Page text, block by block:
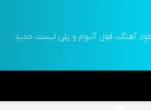
آهنگ، فول آلبوم و پلی لیست جدید